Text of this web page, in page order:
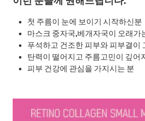
첫 주름이 눈에 보이기 시작하신분
마스크 중자국,베개자국이 오래가
푸석하고 건조한 피부와 피부결이
탄력이 떨어지고 주름고민이 깊어
피부 건강에 관심을 가지시는 분